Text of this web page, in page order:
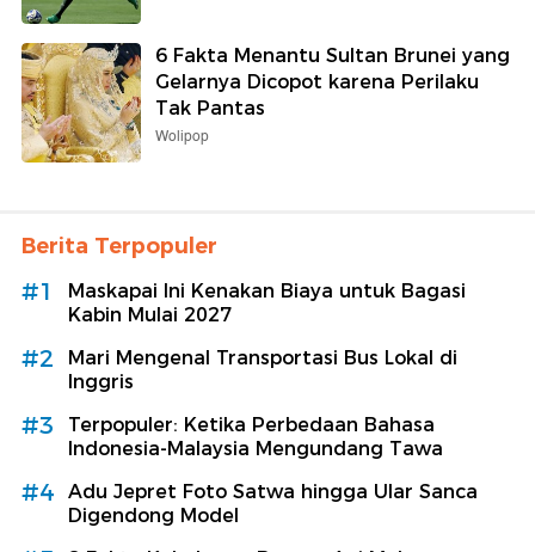
6 Fakta Menantu Sultan Brunei yang
Gelarnya Dicopot karena Perilaku
Tak Pantas
Wolipop
Berita Terpopuler
#1
Maskapai Ini Kenakan Biaya untuk Bagasi
Kabin Mulai 2027
#2
Mari Mengenal Transportasi Bus Lokal di
Inggris
#3
Terpopuler: Ketika Perbedaan Bahasa
Indonesia-Malaysia Mengundang Tawa
#4
Adu Jepret Foto Satwa hingga Ular Sanca
Digendong Model